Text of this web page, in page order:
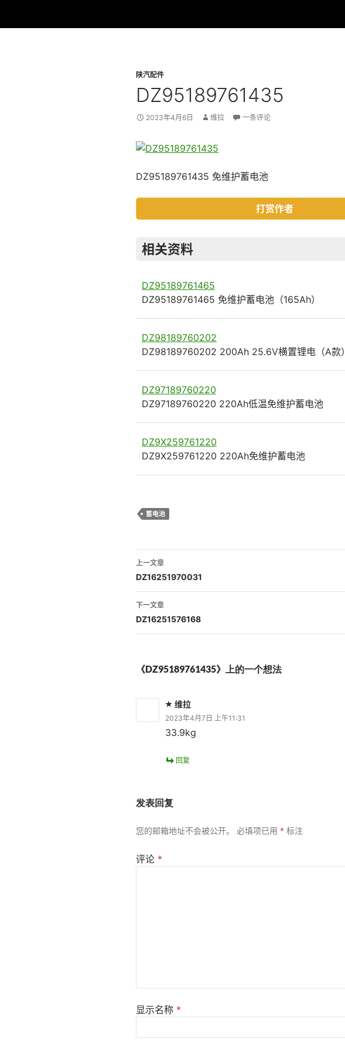
陕汽配件
DZ95189761435
2023年4月6日 维拉 一条评论
DZ95189761435 免维护蓄电池
打赏作者
相关资料
DZ95189761465
DZ95189761465 免维护蓄电池（165Ah）
DZ98189760202
DZ98189760202 200Ah 25.6V横置锂电（A款）
DZ97189760220
DZ97189760220 220Ah低温免维护蓄电池
DZ9X259761220
DZ9X259761220 220Ah免维护蓄电池
蓄电池
文
章
导
航
上一文章
DZ16251970031
下一文章
DZ16251576168
《DZ95189761435》上的一个想法
维拉
2023年4月7日 上午11:31
33.9kg
回复
发表回复
您的邮箱地址不会被公开。 必填项已用 * 标注
评论 *
显示名称 *